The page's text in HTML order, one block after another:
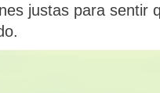
justas para sentir